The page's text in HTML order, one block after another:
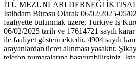
İTÜ MEZUNLARI DERNEĞİ
İstihdam Bürosu Olarak 06/02/2025-05/
faaliyette bulunmak üzere, Türkiye İş
06/02/2025 tarih ve 17614721 sayılı
ile faaliyet göstermektedir. 4904 sayılı
arayanlardan ücret alınması yasaktır.
telefon numaralarına başvurabilirsiniz.